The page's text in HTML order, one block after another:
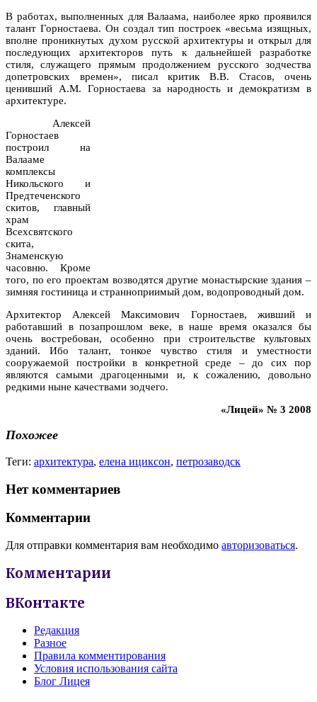
В работах, выполненных для Валаама, наиболее ярко проявился
талант Горностаева. Он создал тип построек «весьма изящных,
вполне проникнутых духом русской архитектуры и открыл для
последующих архитекторов путь к дальнейшей разработке
стиля, служащего прямым продолжением русского зодчества
допетровских времен», писал критик В.В. Стасов, очень
ценивший А.М. Горностаева за народность и демократизм в
архитектуре.
Алексей
Горностаев
построил на
Валааме
комплексы
Никольского и
Предтеченского
скитов, главный
храм
Всехсвятского
скита,
Знаменскую
часовню. Кроме
того, по его проектам возводятся другие монастырские здания –
зимняя гостиница и странноприимый дом, водопроводный дом.
Архитектор Алексей Максимович Горностаев, живший и
работавший в позапрошлом веке, в наше время оказался бы
очень востребован, особенно при строительстве культовых
зданий. Ибо талант, тонкое чувство стиля и уместности
сооружаемой постройки в конкретной среде – до сих пор
являются самыми драгоценными и, к сожалению, довольно
редкими ныне качествами зодчего.
«Лицей» № 3 2008
Похожее
Теги: архитектура, елена ициксон, петрозаводск
Нет комментариев
Комментарии
Для отправки комментария вам необходимо авторизоваться.
Комментарии
ВКонтакте
Редакция
Разное
Правила комментирования
Условия использования сайта
Блог Лицея